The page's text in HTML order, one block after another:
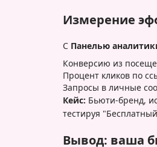
Измерение
С Панелью
Конверсию из
Процент кликов по
Запросы в личные
Кейс: Бьюти-бренд,
тестируя
Вывод: ваша